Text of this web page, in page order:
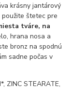
krásny jantárový
štetec pre
tváre, na
hrana nosa a
bronz na spodnú
sadne počas v
ZINC STEARATE,